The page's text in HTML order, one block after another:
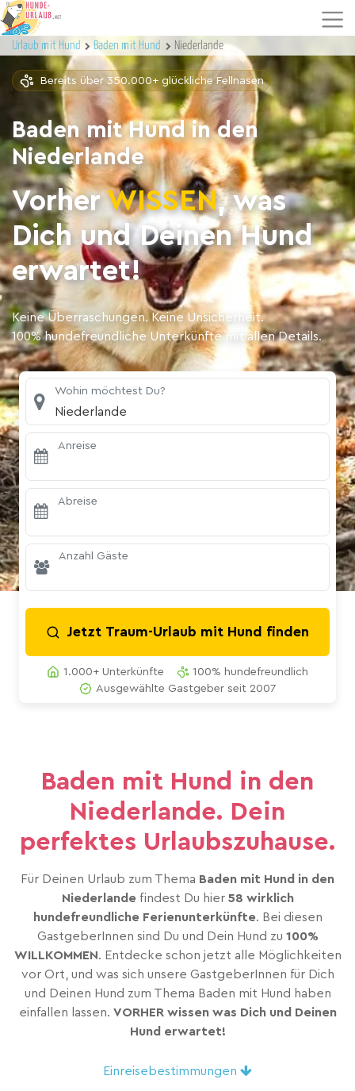
Urlaub mit Hund Baden mit Hund Niederlande
Bereits über 350.000+ glückliche Fellnasen
Baden mit Hund in den
Niederlande
VorherWISSEN, was
Dich und Deinen Hund
erwartet!
Keine Überraschungen. Keine Unsicherheit.
100% hundefreundliche Unterkünfte mit allen Details.
Wohin möchtest Du?
Niederlande
Anreise
Abreise
Anzahl Gäste
Jetzt Traum-Urlaub mit Hund finden
1.000+ Unterkünfte
100% hundefreundlich
Ausgewählte Gastgeber seit 2007
Baden mit Hund in den
Niederlande. Dein
perfektes Urlaubszuhause.
Für Deinen Urlaub zum Thema Baden mit Hund in den
Niederlande findest Du hier 58 wirklich
hundefreundliche Ferienunterkünfte. Bei diesen
GastgeberInnen sind Du und Dein Hund zu 100%
WILLKOMMEN. Entdecke schon jetzt alle Möglichkeiten
vor Ort, und was sich unsere GastgeberInnen für Dich
und Deinen Hund zum Thema Baden mit Hund haben
einfallen lassen. VORHER wissen was Dich und Deinen
Hund erwartet!
Einreisebestimmungen